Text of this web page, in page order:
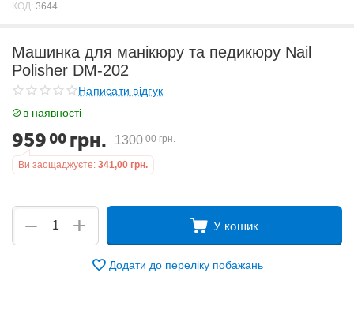
КОД: 3644
Машинка для манікюру та педикюру Nail
Polisher DM-202
Написати відгук
в наявності
959 00 грн. 1300 00 грн.
Ви заощаджуєте: 341,00 грн.
+
− У кошик
Додати до переліку побажань